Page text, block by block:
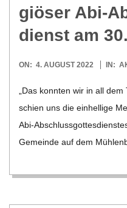
giö­ser Abi-
dienst am
2022-
04
ON: 4. AUGUST 2022 IN:
„Das konn­ten wir in all
schien uns die ein­hel­lige
Abi-
Gemeinde auf dem